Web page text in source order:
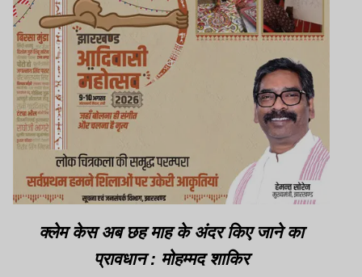
क्लेम केस अब छह माह के अंदर किए जाने का
प्रावधान : मोहम्मद शाकिर